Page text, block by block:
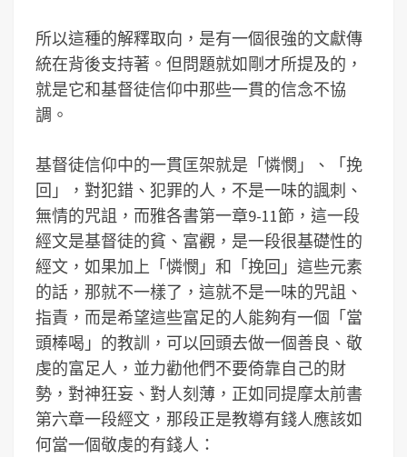
所以這種的解釋取向，是有一個很強的文獻傳
統在背後支持著。但問題就如剛才所提及的，
就是它和基督徒信仰中那些一貫的信念不協
調。
基督徒信仰中的一貫匡架就是「憐憫」、「挽
回」，對犯錯、犯罪的人，不是一味的諷刺、
無情的咒詛，而雅各書第一章9-11節，這一段
經文是基督徒的貧、富觀，是一段很基礎性的
經文，如果加上「憐憫」和「挽回」這些元素
的話，那就不一樣了，這就不是一味的咒詛、
指責，而是希望這些富足的人能夠有一個「當
頭棒喝」的教訓，可以回頭去做一個善良、敬
虔的富足人，並力勸他們不要倚靠自己的財
勢，對神狂妄、對人刻薄，正如同提摩太前書
第六章一段經文，那段正是教導有錢人應該如
何當一個敬虔的有錢人：